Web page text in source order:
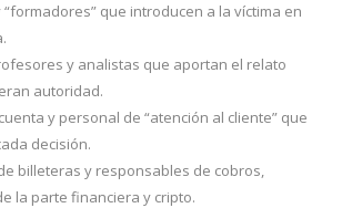
que introducen a la víctima en
y analistas que aportan el relato
autoridad.
y personal de “atención al cliente” que
decisión.
billeteras y responsables de cobros,
la parte financiera y cripto.